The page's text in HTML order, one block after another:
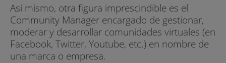
Así mismo, otra figura imprescindible es el
Community Manager encargado de gestionar,
moderar y desarrollar comunidades virtuales (en
Facebook, Twitter, Youtube, etc.) en nombre de
una marca o empresa.